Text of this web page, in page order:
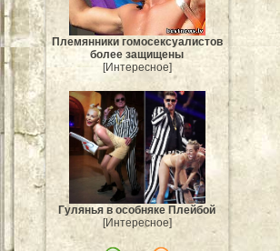
Племянники гомосексуалистов
более защищены
[Интересное]
Гулянья в особняке Плейбой
[Интересное]